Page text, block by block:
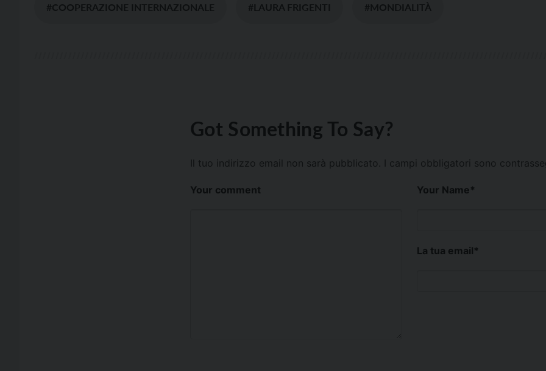
#COOPERAZIONE INTERNAZIONALE #LAURA FRIGENTI #MONDIALITÀ
Got Something To Say?
Il tuo indirizzo email non sarà pubblicato. I campi obbligatori sono
Your comment Your Name*
La tua email*